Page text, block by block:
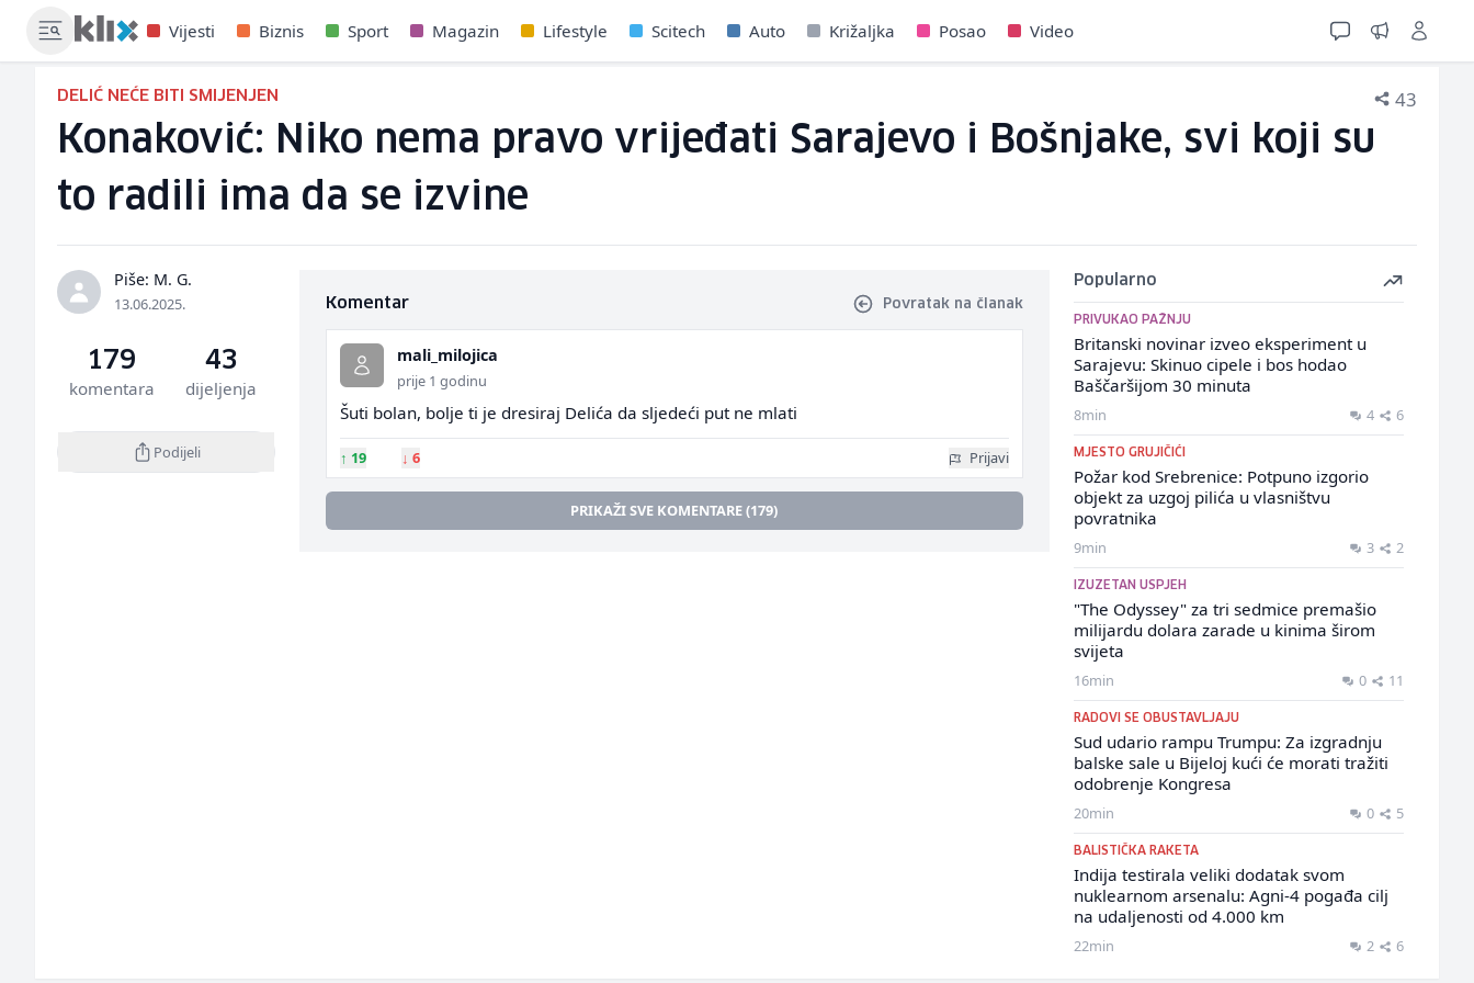
Vijesti Biznis Sport Magazin Lifestyle Scitech Auto Križaljka Posao Video
DELIĆ NEĆE BITI SMIJENJEN 43
Konaković: Niko nema pravo vrijeđati Sarajevo i Bošnjake, svi koji su
to radili ima da se izvine
Piše: M. G.
13.06.2025.
179
komentara
43
dijeljenja
Podijeli
Komentar Povratak na članak
mali_milojica
prije 1 godinu
Šuti bolan, bolje ti je dresiraj Delića da sljedeći put ne mlati
↑ 19 ↓ 6 Prijavi
PRIKAŽI SVE KOMENTARE (179)
Popularno
PRIVUKAO PAŽNJU
Britanski novinar izveo eksperiment u
Sarajevu: Skinuo cipele i bos hodao
Baščaršijom 30 minuta
8min 4 6
MJESTO GRUJIČIĆI
Požar kod Srebrenice: Potpuno izgorio
objekt za uzgoj pilića u vlasništvu
povratnika
9min 3 2
IZUZETAN USPJEH
"The Odyssey" za tri sedmice premašio
milijardu dolara zarade u kinima širom
svijeta
16min 0 11
RADOVI SE OBUSTAVLJAJU
Sud udario rampu Trumpu: Za izgradnju
balske sale u Bijeloj kući će morati tražiti
odobrenje Kongresa
20min 0 5
BALISTIČKA RAKETA
Indija testirala veliki dodatak svom
nuklearnom arsenalu: Agni-4 pogađa cilj
na udaljenosti od 4.000 km
22min 2 6